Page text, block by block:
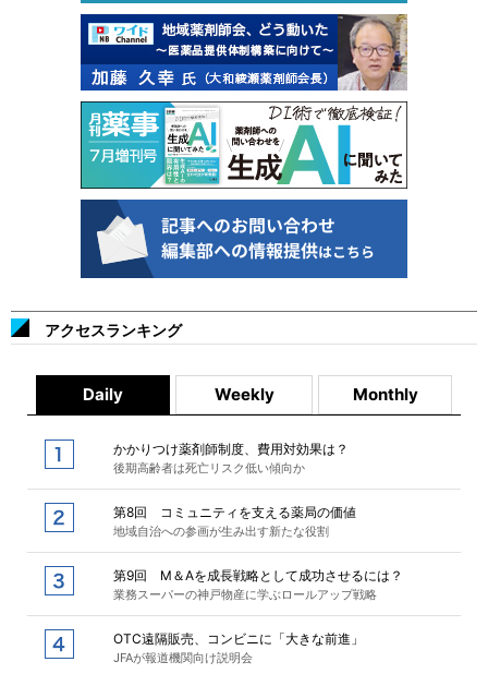
アクセスランキング
Daily Weekly Monthly
かかりつけ薬剤師制度、費用対効果は？
後期高齢者は死亡リスク低い傾向か
第8回 コミュニティを支える薬局の価値
地域自治への参画が生み出す新たな役割
第9回 M＆Aを成長戦略として成功させるには？
業務スーパーの神戸物産に学ぶロールアップ戦略
OTC遠隔販売、コンビニに「大きな前進」
JFAが報道機関向け説明会